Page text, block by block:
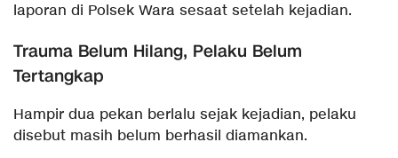
laporan di Polsek Wara sesaat setelah kejadian.
Trauma Belum Hilang, Pelaku Belum
Tertangkap
Hampir dua pekan berlalu sejak kejadian, pelaku
disebut masih belum berhasil diamankan.